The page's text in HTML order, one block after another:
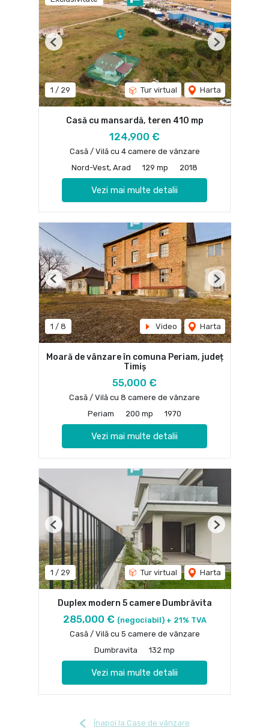
1 / 29 Tur virtual Harta
Previous Next
Casă cu mansardă, teren 410 mp
124,900 €
Casă / Vilă cu 4 camere de vânzare
Nord-Vest, Arad
129 mp 2018
Vezi mai multe detalii
1 / 8 Video Harta
Previous Next
Moară de vânzare în comuna Periam, județ
Timiș
55,000 €
Casă / Vilă cu 8 camere de vânzare
Periam
200 mp 1970
Vezi mai multe detalii
1 / 29 Tur virtual Harta
Previous Next
Duplex modern 5 camere Dumbrăvita
285,000 € (negociabil) + 21% TVA
Casă / Vilă cu 5 camere de vânzare
Dumbravita
132 mp
Vezi mai multe detalii
Înapoi la Case de vânzare